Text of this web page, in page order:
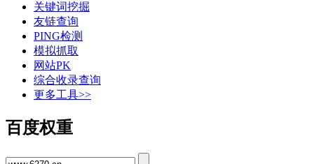
关键词挖掘
友链查询
PING检测
模拟抓取
网站PK
综合收录查询
更多工具>>
百度权重